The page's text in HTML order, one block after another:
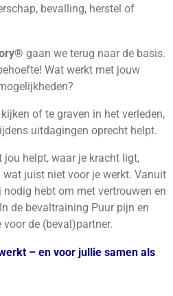
bevalling, herstel of
gaan we terug naar de basis.
Wat werkt met jouw
of te graven in het verleden,
uitdagingen oprecht helpt.
helpt, waar je kracht ligt,
juist niet voor je werkt. Vanuit
hebt om met vertrouwen en
de bevaltraining Puur pijn en
de (beval)partner.
– en voor jullie samen als